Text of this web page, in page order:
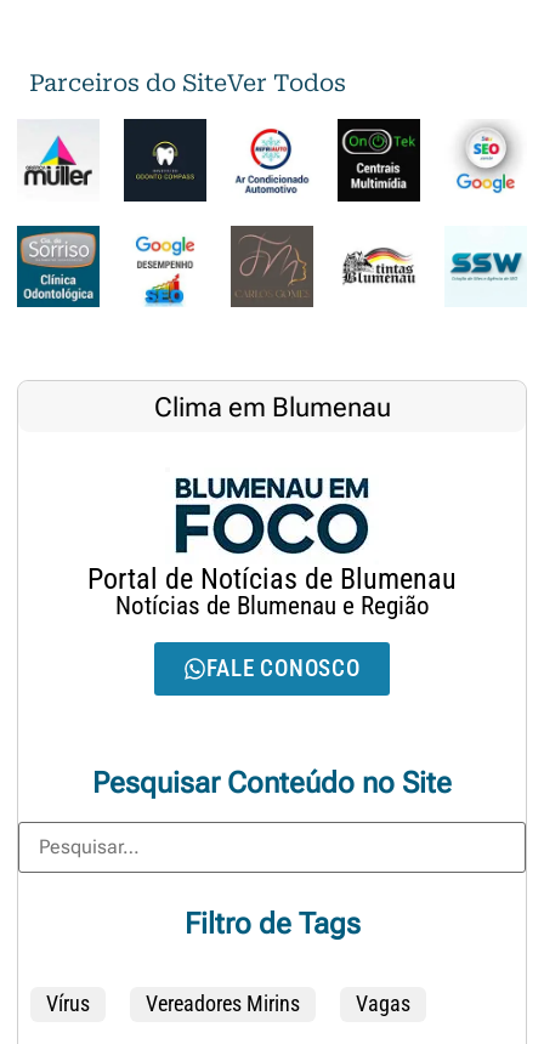
Parceiros do SiteVer Todos
Clima em Blumenau
Portal de Notícias de Blumenau
Notícias de Blumenau e Região
FALE CONOSCO
Pesquisar Conteúdo no Site
Filtro de Tags
Vírus Vereadores Mirins Vagas